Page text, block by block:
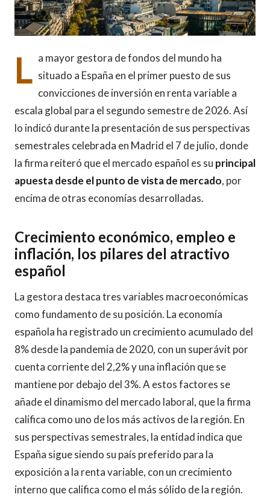
L a mayor gestora de fondos del mundo ha
situado a España en el primer puesto de sus
convicciones de inversión en renta variable a
escala global para el segundo semestre de 2026. Así
lo indicó durante la presentación de sus perspectivas
semestrales celebrada en Madrid el 7 de julio, donde
la firma reiteró que el mercado español es su principal
apuesta desde el punto de vista de mercado, por
encima de otras economías desarrolladas.
Crecimiento económico, empleo e
inflación, los pilares del atractivo
español
La gestora destaca tres variables macroeconómicas
como fundamento de su posición. La economía
española ha registrado un crecimiento acumulado del
8% desde la pandemia de 2020, con un superávit por
cuenta corriente del 2,2% y una inflación que se
mantiene por debajo del 3%. A estos factores se
añade el dinamismo del mercado laboral, que la firma
califica como uno de los más activos de la región. En
sus perspectivas semestrales, la entidad indica que
España sigue siendo su país preferido para la
exposición a la renta variable, con un crecimiento
interno que califica como el más sólido de la región.